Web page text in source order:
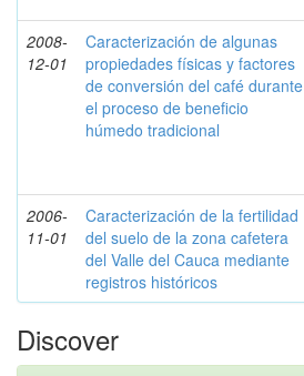
2008-
12-01
Caracterización de algunas
propiedades físicas y factores
de conversión del café durante
el proceso de beneficio
húmedo tradicional
2006-
11-01
Caracterización de la fertilidad
del suelo de la zona cafetera
del Valle del Cauca mediante
registros históricos
Discover